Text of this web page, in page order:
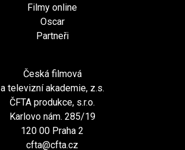
Filmy online
Oscar
Partneři
Česká filmová
a televizní akademie, z.s.
ČFTA produkce, s.r.o.
Karlovo nám. 285/19
120 00 Praha 2
cfta@cfta.cz